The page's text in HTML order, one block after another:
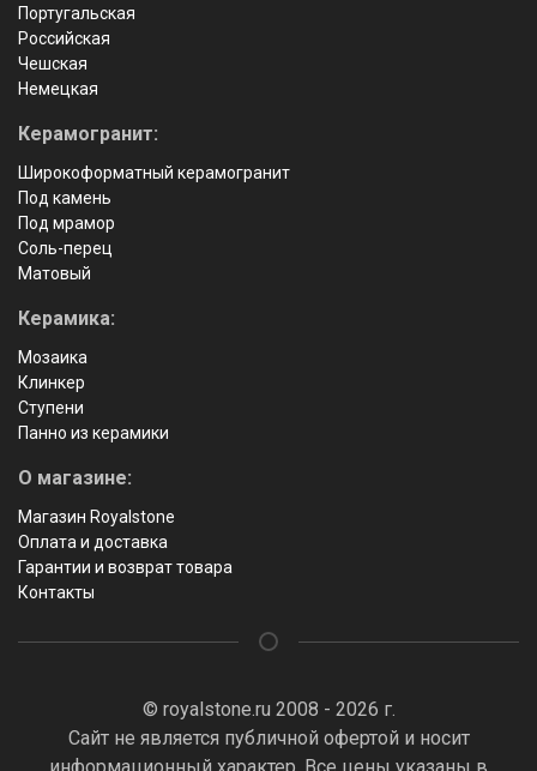
Португальская
Российская
Чешская
Немецкая
Керамогранит:
Широкоформатный керамогранит
Под камень
Под мрамор
Соль-перец
Матовый
Керамика:
Мозаика
Клинкер
Ступени
Панно из керамики
О магазине:
Магазин Royalstone
Оплата и доставка
Гарантии и возврат товара
Контакты
© royalstone.ru 2008 - 2026 г.
Сайт не является публичной офертой и носит